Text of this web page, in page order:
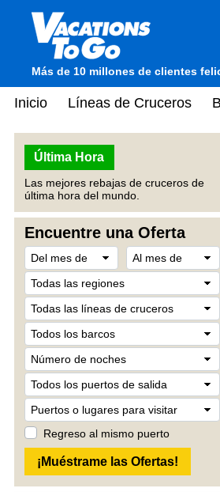
Más de 10 millones de clientes
Inicio Líneas de Cruceros
Última Hora
Las mejores rebajas de cruceros de
última hora del mundo.
Encuentre una Oferta
Regreso al mismo puerto